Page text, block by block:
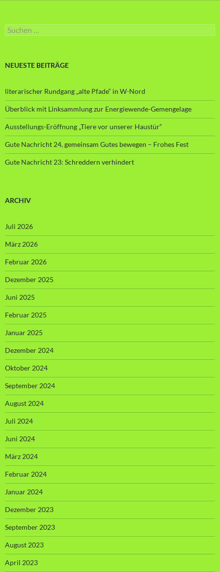
Suche
nach:
NEUESTE BEITRÄGE
literarischer Rundgang „alte Pfade“ in W-Nord
Überblick mit Linksammlung zur Energiewende-Gemengelage
Ausstellungs-Eröffnung „Tiere vor unserer Haustür“
Gute Nachricht 24, gemeinsam Gutes bewegen – Frohes Fest
Gute Nachricht 23: Schreddern verhindert
ARCHIV
Juli 2026
März 2026
Februar 2026
Dezember 2025
Juni 2025
Februar 2025
Januar 2025
Dezember 2024
Oktober 2024
September 2024
August 2024
Juli 2024
Juni 2024
März 2024
Februar 2024
Januar 2024
Dezember 2023
September 2023
August 2023
April 2023